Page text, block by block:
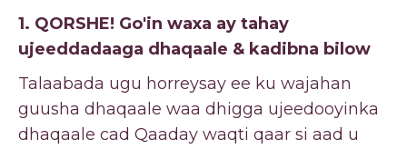
1. QORSHE! Go'in waxa ay tahay
ujeeddadaaga dhaqaale & kadibna bilow
Talaabada ugu horreysay ee ku wajahan
guusha dhaqaale waa dhigga ujeedooyinka
dhaqaale cad Qaaday waqti qaar si aad u